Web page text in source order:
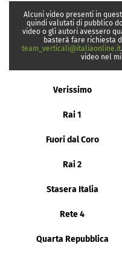
Alcuni video presenti in
quindi valutati di pubblico
video o gli autori avessero
basterà fare richiesta
team_verticali@italiaonline.it
video nel
Verissimo
Rai 1
Fuori dal Coro
Rai 2
Stasera Italia
Rete 4
Quarta Repubblica